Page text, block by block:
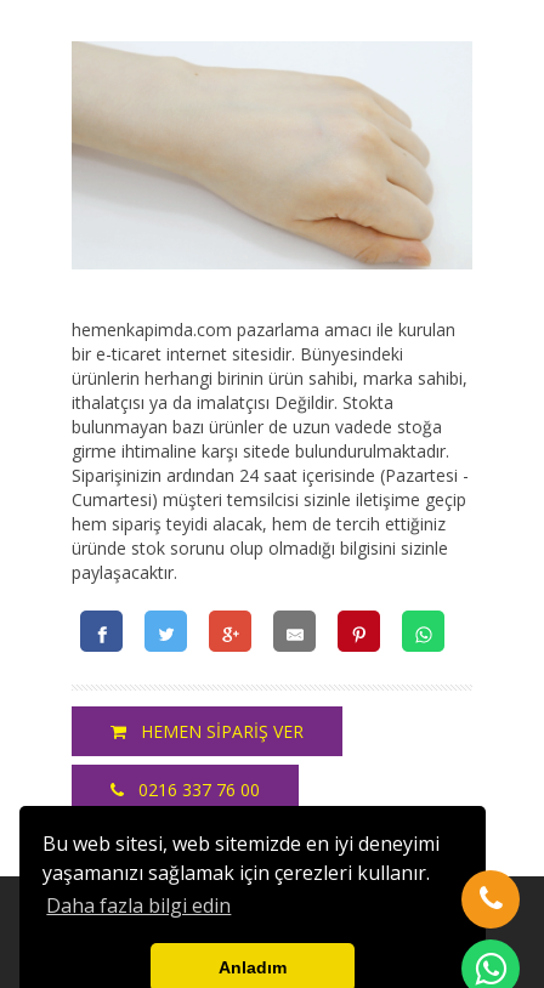
Bu web sitesi, web sitemizde en iyi deneyimi
yaşamanızı sağlamak için çerezleri kullanır.
Daha fazla bilgi edin
Anladım
hemenkapimda.com pazarlama amacı ile kurulan
bir e-ticaret internet sitesidir. Bünyesindeki
ürünlerin herhangi birinin ürün sahibi, marka sahibi,
ithalatçısı ya da imalatçısı Değildir. Stokta
bulunmayan bazı ürünler de uzun vadede stoğa
girme ihtimaline karşı sitede bulundurulmaktadır.
Siparişinizin ardından 24 saat içerisinde (Pazartesi -
Cumartesi) müşteri temsilcisi sizinle iletişime geçip
hem sipariş teyidi alacak, hem de tercih ettiğiniz
üründe stok sorunu olup olmadığı bilgisini sizinle
paylaşacaktır.
HEMEN SİPARİŞ VER
0216 337 76 00
- HAKKIMIZDA|- TESLİMAT ŞARTLARI
Copyright © 2017 İyiden de İyi... Her Hakkı Saklıdır.